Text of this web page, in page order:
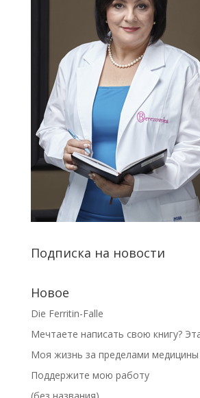
Подписка на новости
Новое
Die Ferritin-Falle
Мечтаете написать свою книгу?
Моя жизнь за пределами медицины
Поддержите мою работу